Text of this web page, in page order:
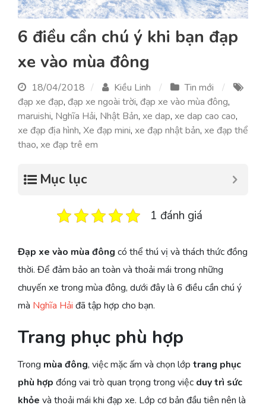
6 điều cần chú ý khi bạn đạp
xe vào mùa đông
18/04/2018 Kiều Linh
Tin mới
đạp xe đạp, đạp xe ngoài trời, đạp xe vào mùa đông,
maruishi, Nghĩa Hải, Nhật Bản, xe dap, xe dap cao cao,
xe đạp địa hình, Xe đạp mini, xe đạp nhật bản, xe đạp thể
thao, xe đạp trê em
Mục lục
1 đánh giá
Đạp xe vào mùa đông có thể thú vị và thách thức đồng
thời. Để đảm bảo an toàn và thoải mái trong những
chuyến xe trong mùa đông, dưới đây là 6 điều cần chú ý
mà Nghĩa Hải đã tập hợp cho bạn.
Trang phục phù hợp
Trong mùa đông, việc mặc ấm và chọn lớp trang phục
phù hợp đóng vai trò quan trọng trong việc duy trì sức
khỏe và thoải mái khi đạp xe. Lớp cơ bản đầu tiên nên là